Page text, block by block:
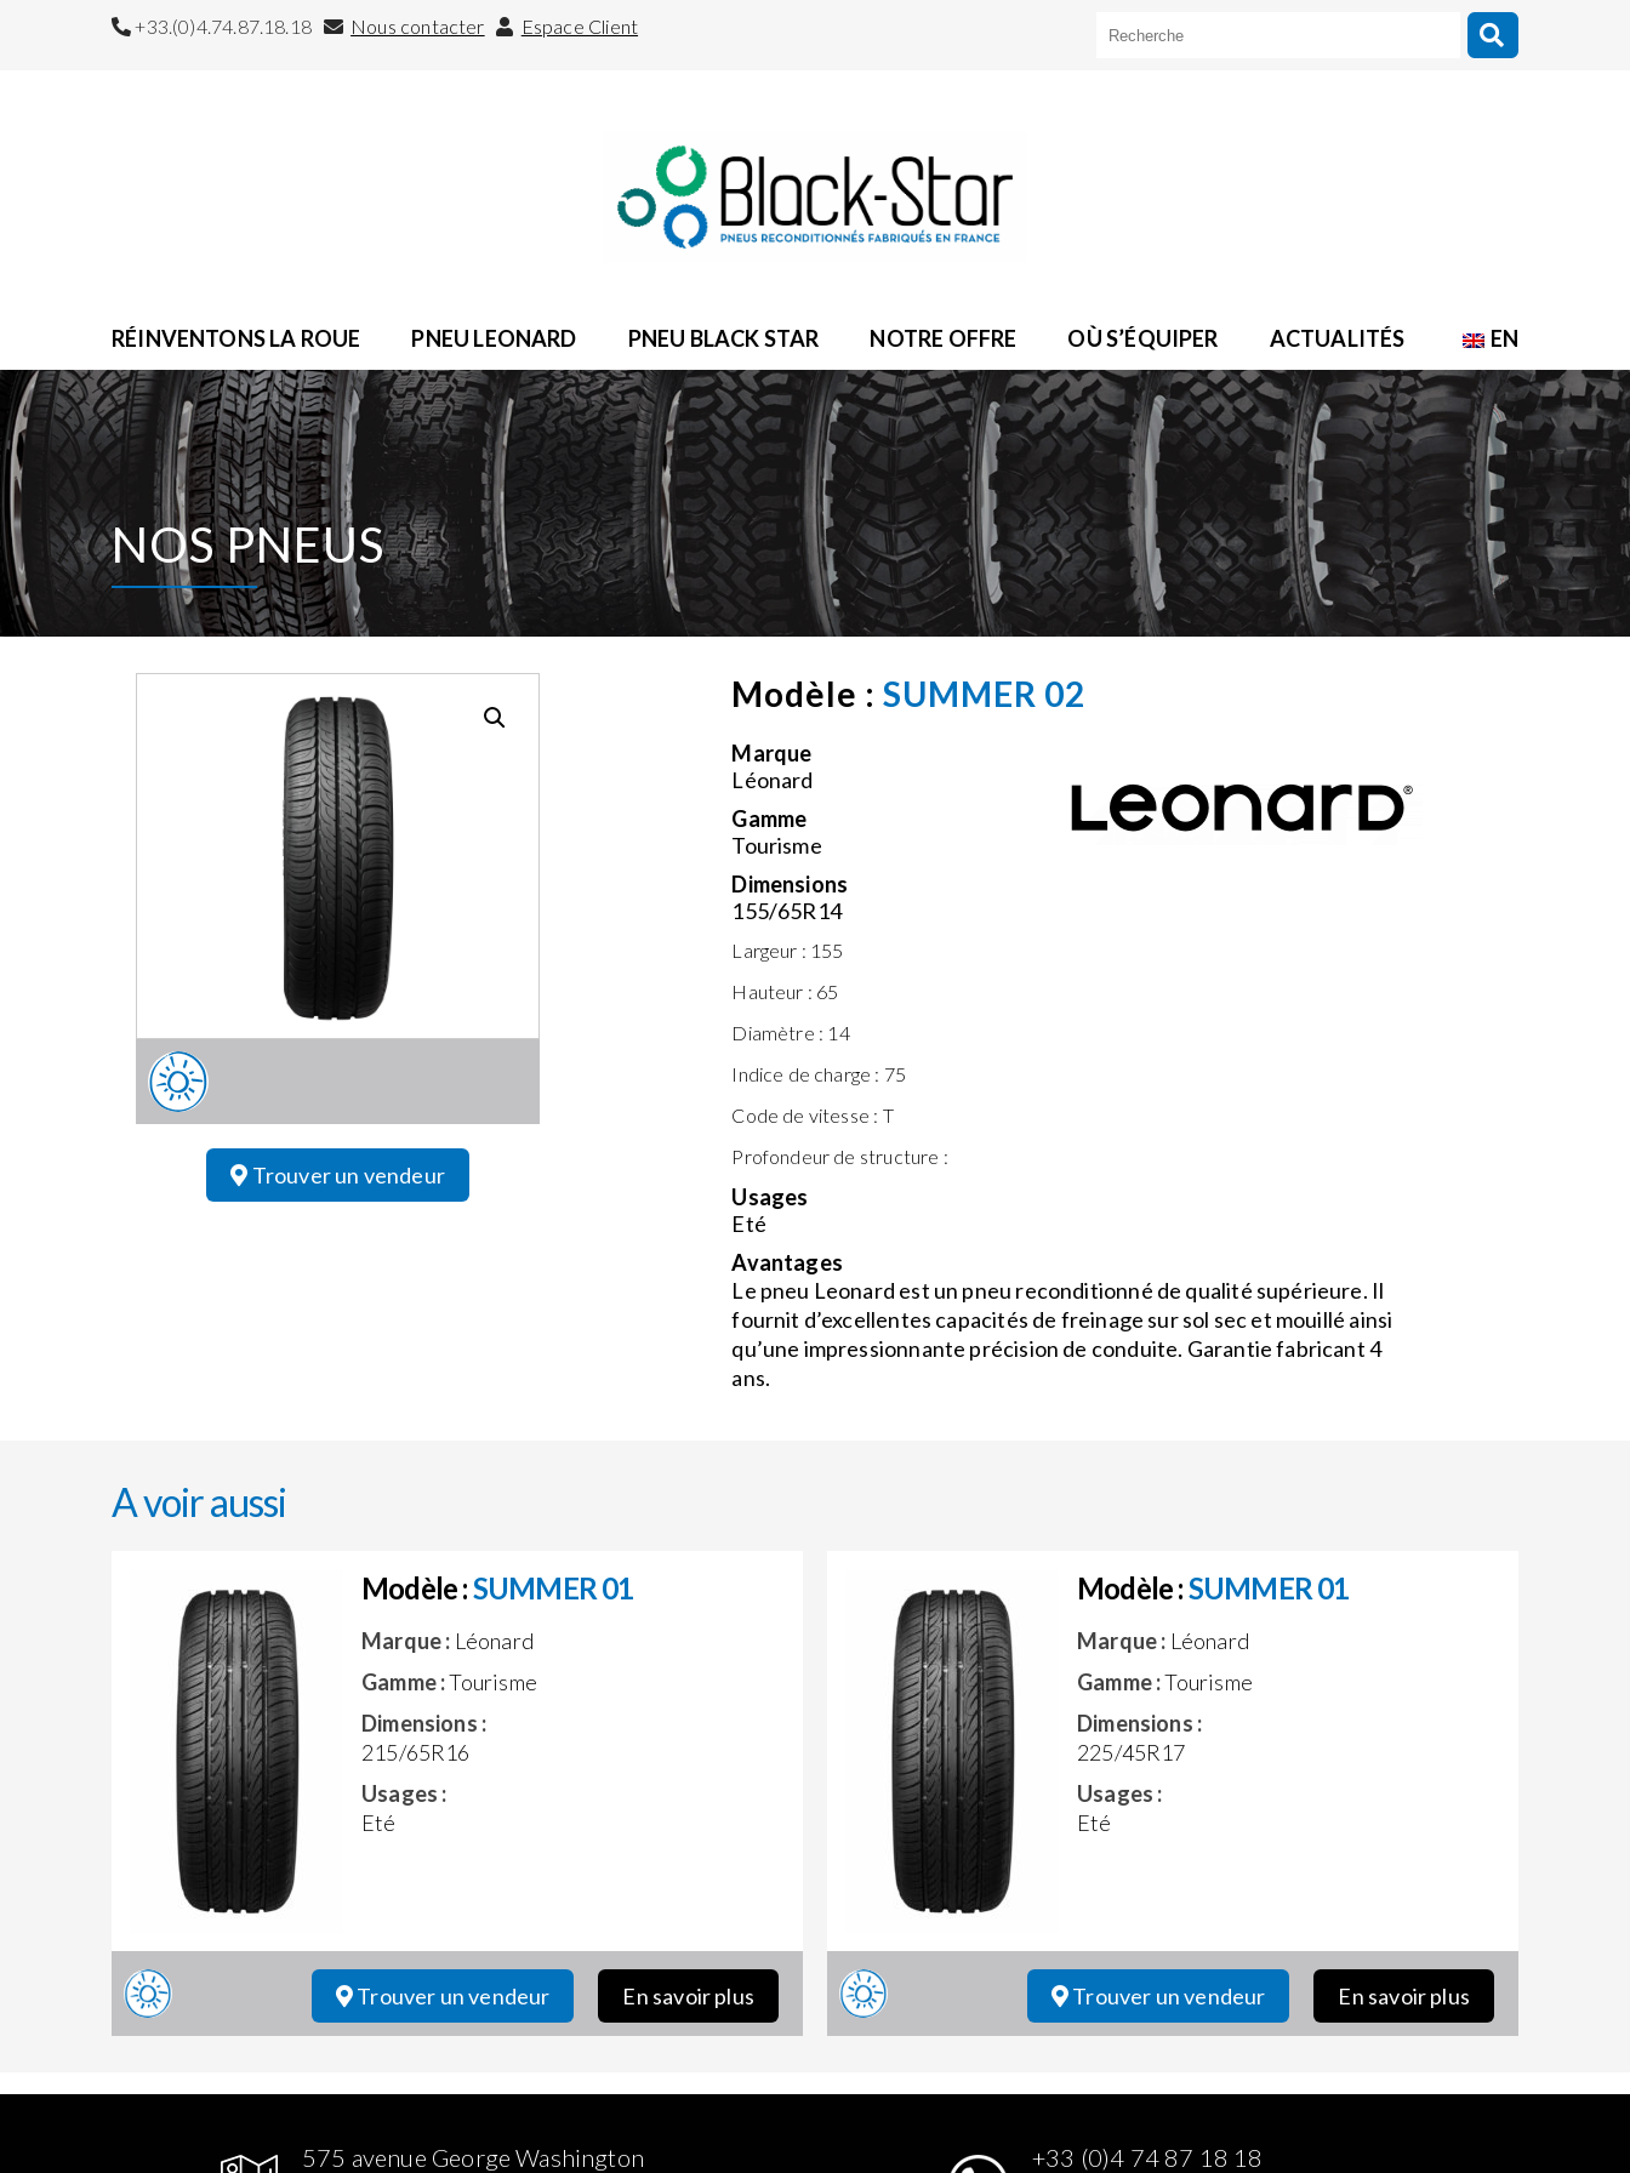
+33.(0)4.74.87.18.18 Nous contacter Espace Client
RÉINVENTONS LA ROUE PNEU LEONARD PNEU BLACK STAR NOTRE OFFRE OÙ S’ÉQUIPER ACTUALITÉS EN
NOS PNEUS
Trouver un vendeur
Modèle :SUMMER 02
Marque
Léonard
Gamme
Tourisme
Dimensions
155/65R14
Largeur : 155
Hauteur : 65
Diamètre : 14
Indice de charge : 75
Code de vitesse : T
Profondeur de structure :
Usages
Eté
Avantages
Le pneu Leonard est un pneu reconditionné de qualité supérieure. Il
fournit d’excellentes capacités de freinage sur sol sec et mouillé ainsi
qu’une impressionnante précision de conduite. Garantie fabricant 4
ans.
A voir aussi
Modèle :SUMMER 01
Marque : Léonard
Gamme :Tourisme
Dimensions :
215/65R16
Usages :
Eté
En savoir plus
Trouver un vendeur
Modèle :SUMMER 01
Marque : Léonard
Gamme :Tourisme
Dimensions :
225/45R17
Usages :
Eté
En savoir plus
Trouver un vendeur
575 avenue George Washington
+33 (0)4 74 87 18 18